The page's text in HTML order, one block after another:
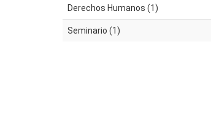
Derechos Humanos (1)
Seminario (1)